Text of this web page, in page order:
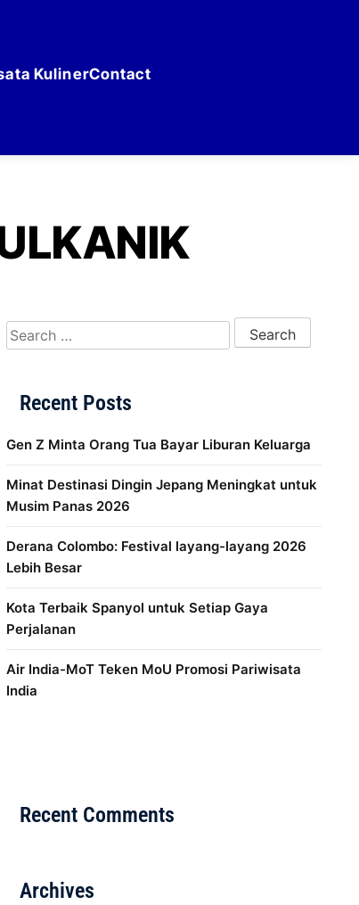
KulinerContact
Search for:
Recent Posts
Gen Z Minta Orang Tua Bayar Liburan Keluarga
Minat Destinasi Dingin Jepang Meningkat untuk
Musim Panas 2026
Derana Colombo: Festival layang-layang 2026
Lebih Besar
Kota Terbaik Spanyol untuk Setiap Gaya
Perjalanan
Air India-MoT Teken MoU Promosi Pariwisata
India
Recent Comments
Archives